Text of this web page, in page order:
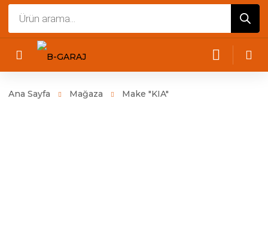
Products
Ana Sayfa Mağaza Make "KIA"